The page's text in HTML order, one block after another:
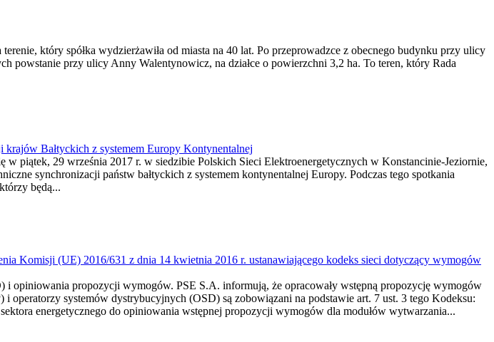
który spółka wydzierżawiła od miasta na 40 lat. Po przeprowadzce z obecnego budynku przy ulicy
powstanie przy ulicy Anny Walentynowicz, na działce o powierzchni 3,2 ha. To teren, który Rada
Bałtyckich z systemem Europy Kontynentalnej
piątek, 29 września 2017 r. w siedzibie Polskich Sieci Elektroenergetycznych w Konstancinie-Jeziornie,
synchronizacji państw bałtyckich z systemem kontynentalnej Europy. Podczas tego spotkania
będą...
Komisji (UE) 2016/631 z dnia 14 kwietnia 2016 r. ustanawiającego kodeks sieci dotyczący wymogów
opiniowania propozycji wymogów. PSE S.A. informują, że opracowały wstępną propozycję wymogów
systemów dystrybucyjnych (OSD) są zobowiązani na podstawie art. 7 ust. 3 tego Kodeksu:
energetycznego do opiniowania wstępnej propozycji wymogów dla modułów wytwarzania...